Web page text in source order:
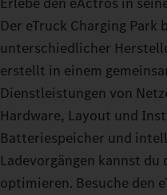
Der eTruck Charging Park
unterschiedlicher
erstellt in einem
Dienstleistungen von
Hardware, Layout und
Batteriespeicher und
Ladevorgängen kannst
optimieren. Besuche den